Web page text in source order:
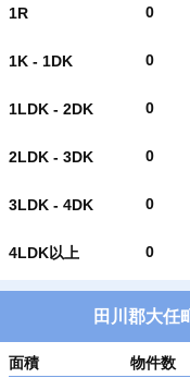
1R 0
1K - 1DK 0
1LDK - 2DK 0
2LDK - 3DK 0
3LDK - 4DK 0
4LDK以上 0
田川郡大任
面積 物件数